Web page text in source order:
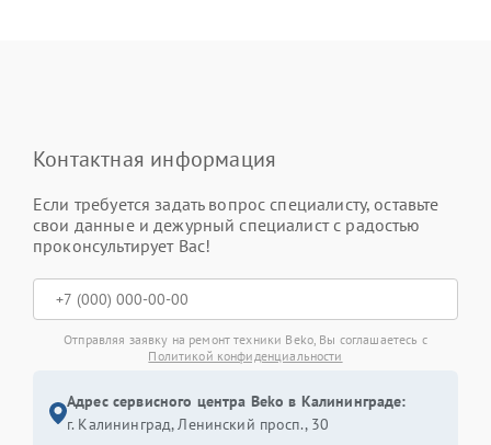
Контактная информация
Если требуется задать вопрос специалисту, оставьте
свои данные и дежурный специалист с радостью
проконсультирует Вас!
Отправляя заявку на ремонт техники Beko, Вы соглашаетесь с
Политикой конфиденциальности
Адрес сервисного центра Beko в Калининграде:
г. Калининград, Ленинский просп., 30